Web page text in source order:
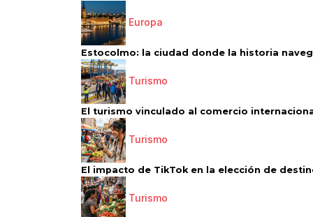
Europa
Estocolmo: la ciudad donde la historia
Turismo
El turismo vinculado al comercio
Turismo
El impacto de TikTok en la elección de
Turismo